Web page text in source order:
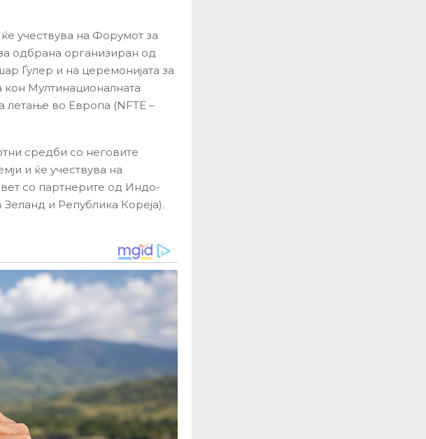
учествува на Форумот за
одбрана организиран од
Ѓулер и на церемонијата за
Мултинационалната
летање во Европа (NFTE –
средби со неговите
и ќе учествува на
со партнерите од Индо-
и Република Кореја).